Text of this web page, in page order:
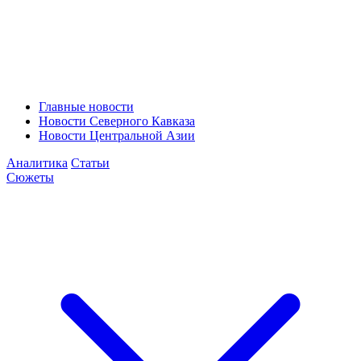
Главные новости
Новости Северного Кавказа
Новости Центральной Азии
Аналитика Статьи
Сюжеты